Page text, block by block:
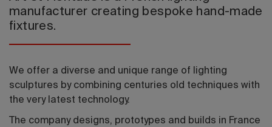
manufacturer creating bespoke hand-made
fixtures.
We offer a diverse and unique range of lighting
sculptures by combining centuries old techniques with
the very latest technology.
The company designs, prototypes and builds in France